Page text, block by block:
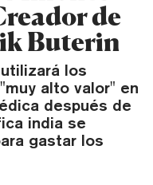
de
Buterin
los
alto valor" en
después de
india se
gastar los